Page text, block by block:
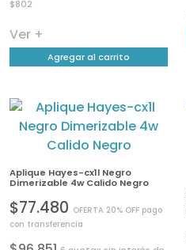
$802
Ver +
Agregar al carrito
Aplique Hayes-cx1l Negro
Dimerizable 4w Calido Negro
$77.480 OFERTA 20% OFF pago
con transferencia